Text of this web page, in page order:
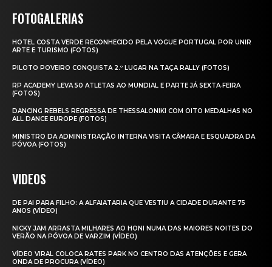
FOTOGALERIAS
HOTEL COSTA VERDE RECONHECIDO PELA VOGUE PORTUGAL POR UNIR
ARTE E TURISMO (FOTOS)
PILOTO POVEIRO CONQUISTA 2.º LUGAR NA TAÇA RALLY (FOTOS)
RP ACADEMY LEVA 50 ATLETAS AO MUNDIAL E PARTE JÁ SEXTA‑FEIRA
(FOTOS)
DANCING REBELS REGRESSA DE THESSALONIKI COM OITO MEDALHAS NO
ALL DANCE EUROPE (FOTOS)
MINISTRO DA ADMINISTRAÇÃO INTERNA VISITA CÂMARA E ESQUADRA DA
PÓVOA (FOTOS)
VIDEOS
DE PAI PARA FILHO: A ALFAIATARIA QUE VESTIU A CIDADE DURANTE 75
ANOS (VÍDEO)
NICKY JAM ARRASTA MILHARES AO HONI NUMA DAS MAIORES NOITES DO
VERÃO NA PÓVOA DE VARZIM (VÍDEO)
VÍDEO VIRAL COLOCA RATES PARK NO CENTRO DAS ATENÇÕES E GERA
ONDA DE PROCURA (VÍDEO)